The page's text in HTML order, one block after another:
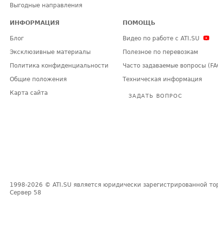
Выгодные направления
ИНФОРМАЦИЯ
Блог
Эксклюзивные материалы
Политика конфиденциальности
Общие положения
Карта сайта
ПОМОЩЬ
Видео по работе с ATI.SU
Полезное по перевозкам
Часто задаваемые вопросы
Техническая информация
ЗАДАТЬ ВОПРОС
1998-2026 © ATI.SU является юридически зарегистрированной
Сервер 58